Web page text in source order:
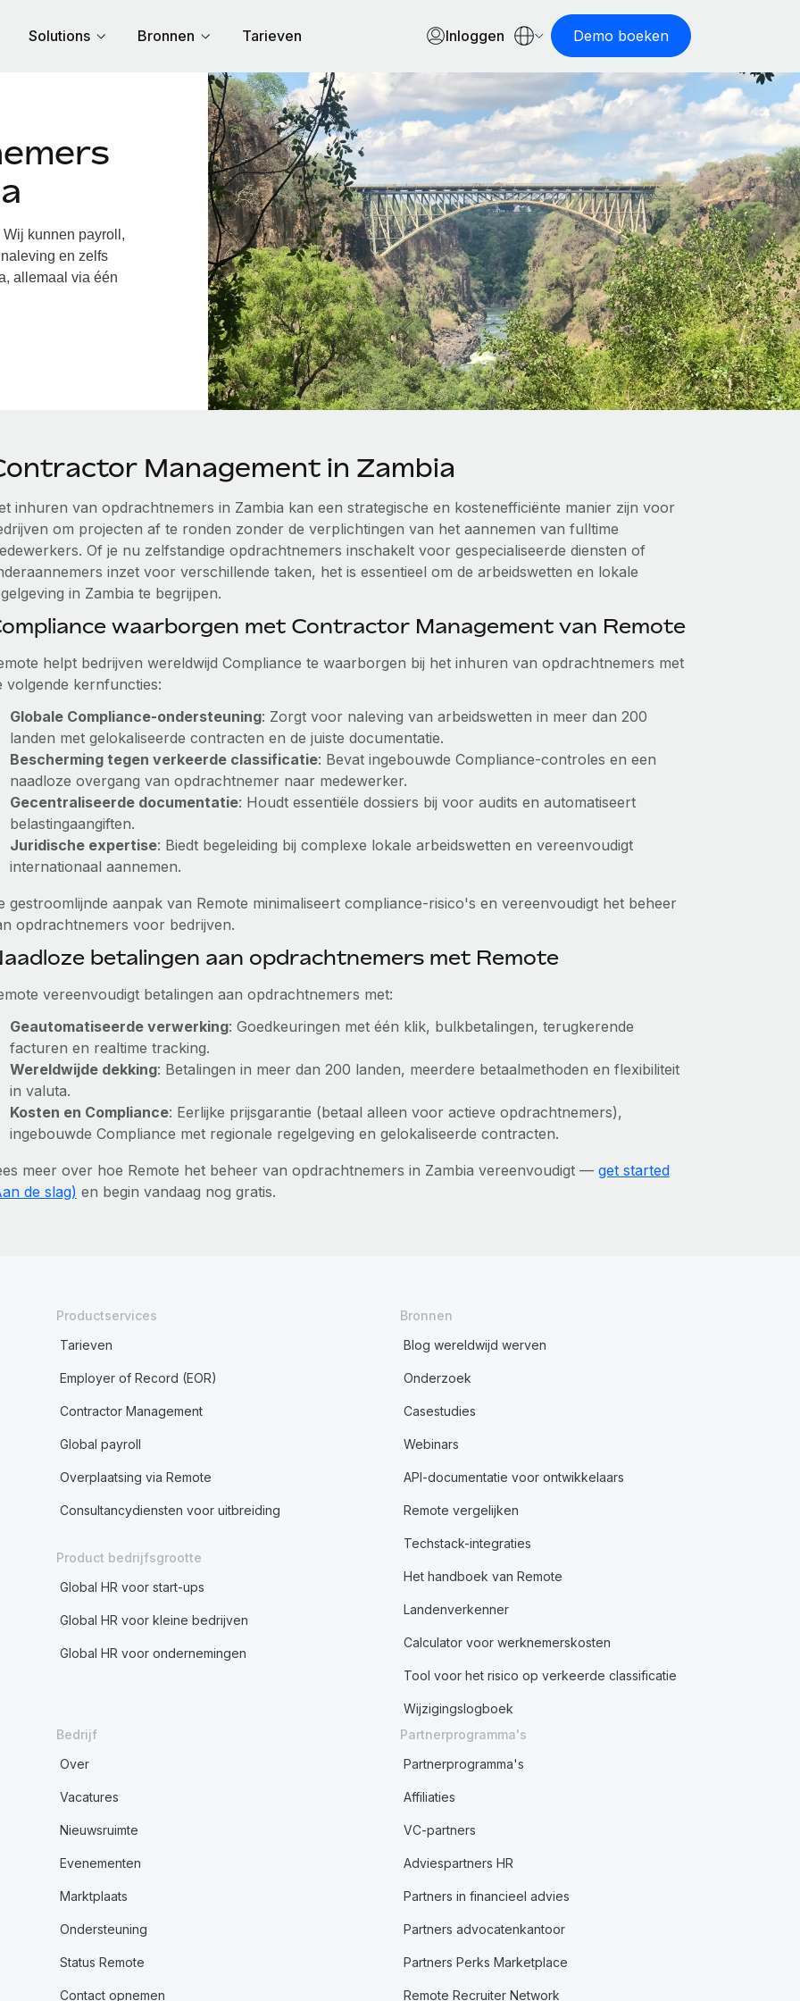
Solutions Bronnen Tarieven Inloggen Demo boeken
kunnen payroll,
en zelfs
allemaal via één
Management in Zambia
inhuren van opdrachtnemers in Zambia kan een strategische en kostenefficiënte manier zijn voor
om projecten af te ronden zonder de verplichtingen van het aannemen van fulltime
Of je nu zelfstandige opdrachtnemers inschakelt voor gespecialiseerde diensten of
inzet voor verschillende taken, het is essentieel om de arbeidswetten en lokale
in Zambia te begrijpen.
waarborgen met Contractor Management van Remote
helpt bedrijven wereldwijd Compliance te waarborgen bij het inhuren van opdrachtnemers met
volgende kernfuncties:
Globale Compliance-ondersteuning: Zorgt voor naleving van arbeidswetten in meer dan 200
landen met gelokaliseerde contracten en de juiste documentatie.
Bescherming tegen verkeerde classificatie: Bevat ingebouwde Compliance-controles en een
naadloze overgang van opdrachtnemer naar medewerker.
Gecentraliseerde documentatie: Houdt essentiële dossiers bij voor audits en automatiseert
belastingaangiften.
Juridische expertise: Biedt begeleiding bij complexe lokale arbeidswetten en vereenvoudigt
internationaal aannemen.
gestroomlijnde aanpak van Remote minimaliseert compliance-risico's en vereenvoudigt het beheer
opdrachtnemers voor bedrijven.
betalingen aan opdrachtnemers met Remote
vereenvoudigt betalingen aan opdrachtnemers met:
Geautomatiseerde verwerking: Goedkeuringen met één klik, bulkbetalingen, terugkerende
facturen en realtime tracking.
Wereldwijde dekking: Betalingen in meer dan 200 landen, meerdere betaalmethoden en flexibiliteit
in valuta.
Kosten en Compliance: Eerlijke prijsgarantie (betaal alleen voor actieve opdrachtnemers),
ingebouwde Compliance met regionale regelgeving en gelokaliseerde contracten.
meer over hoe Remote het beheer van opdrachtnemers in Zambia vereenvoudigt — get started
de slag) en begin vandaag nog gratis.
Productservices
Tarieven
Employer of Record (EOR)
Contractor Management
Global payroll
Overplaatsing via Remote
Consultancydiensten voor uitbreiding
Product bedrijfsgrootte
Global HR voor start-ups
Global HR voor kleine bedrijven
Global HR voor ondernemingen
Bronnen
Blog wereldwijd werven
Onderzoek
Casestudies
Webinars
API-documentatie voor ontwikkelaars
Remote vergelijken
Techstack-integraties
Het handboek van Remote
Landenverkenner
Calculator voor werknemerskosten
Tool voor het risico op verkeerde classificatie
Wijzigingslogboek
Bedrijf
Over
Vacatures
Nieuwsruimte
Evenementen
Marktplaats
Ondersteuning
Status Remote
Contact opnemen
Partnerprogramma's
Partnerprogramma's
Affiliaties
VC-partners
Adviespartners HR
Partners in financieel advies
Partners advocatenkantoor
Partners Perks Marketplace
Remote Recruiter Network